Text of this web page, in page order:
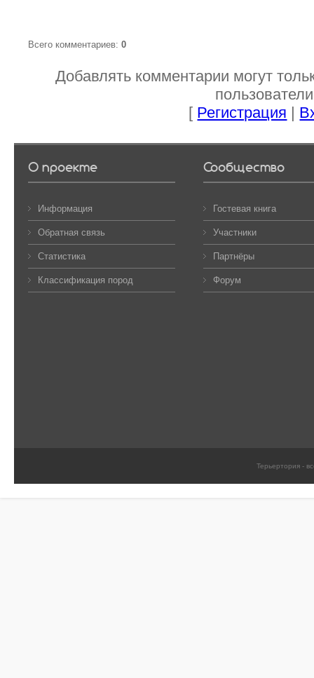
Всего комментариев: 0
Добавлять комментарии могут
[ Регистрация |
О проекте
Информация
Обратная связь
Статистика
Классификация пород
Сообщество
Гостевая книга
Участники
Партнёры
Форум
Терьертория -